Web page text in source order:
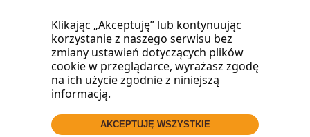
Klikając „Akceptuję” lub kontynuując
korzystanie z naszego serwisu bez
zmiany ustawień dotyczących plików
cookie w przeglądarce, wyrażasz zgodę
na ich użycie zgodnie z niniejszą
informacją.
AKCEPTUJĘ WSZYSTKIE
Facebook